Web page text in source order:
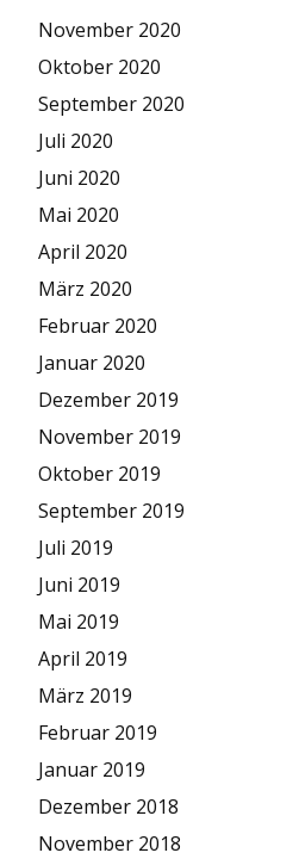
November 2020
Oktober 2020
September 2020
Juli 2020
Juni 2020
Mai 2020
April 2020
März 2020
Februar 2020
Januar 2020
Dezember 2019
November 2019
Oktober 2019
September 2019
Juli 2019
Juni 2019
Mai 2019
April 2019
März 2019
Februar 2019
Januar 2019
Dezember 2018
November 2018